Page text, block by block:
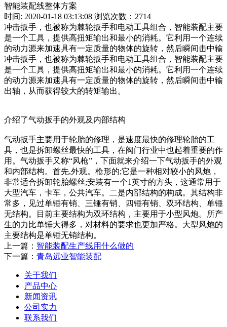
智能装配线整体方案
时间: 2020-01-18 03:13:08 浏览次数：2714
冲击扳手，也被称为棘轮扳手和电动工具组合，智能装配主要
是一个工具，提供高扭矩输出和最小的消耗。它利用一个连续
的动力源来加速具有一定质量的物体的旋转，然后瞬间击中输
冲击扳手，也被称为棘轮扳手和电动工具组合，智能装配主要
是一个工具，提供高扭矩输出和最小的消耗。它利用一个连续
的动力源来加速具有一定质量的物体的旋转，然后瞬间击中输
出轴，从而获得较大的转矩输出。
介绍了气动扳手的外观及内部结构
气动扳手主要用于轮胎的修理，是速度最快的修理轮胎的工
具，也是拆卸螺丝最快的工具，在阀门行业中也起着重要的作
用。气动扳手又称“风枪”，下面就来介绍一下气动扳手的外观
和内部结构。首先,外观。枪形的;它是一种相对较小的风炮，
非常适合拆卸轮胎螺丝;安装有一个1英寸的方头，这通常用于
大型汽车，卡车，公共汽车。二是内部结构的构成。其结构非
常多，见过单锤有销、三锤有销、四锤有销、双环结构、单锤
无结构。目前主要结构为双环结构，主要用于小型风炮。所产
生的力比单锤大得多，对材料的要求也更加严格。大型风炮的
主要结构是单锤无销结构。
上一篇： 智能装配生产线用什么做的
下一篇： 青岛远业智能装配
关于我们
产品中心
新闻资讯
公司实力
联系我们